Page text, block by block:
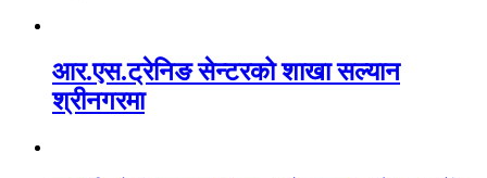
आर.एस.ट्रेनिङ सेन्टरको शाखा सल्यान
श्रीनगरमा